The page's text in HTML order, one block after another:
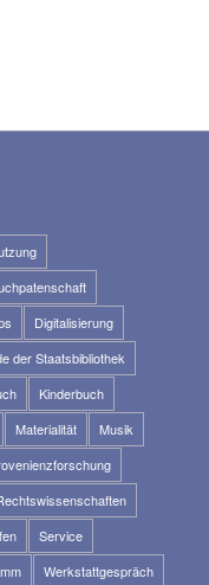
Digitalisierung
der Staatsbibliothek
Kinderbuch
Materialität
Musik
Service
Werkstattgespräch